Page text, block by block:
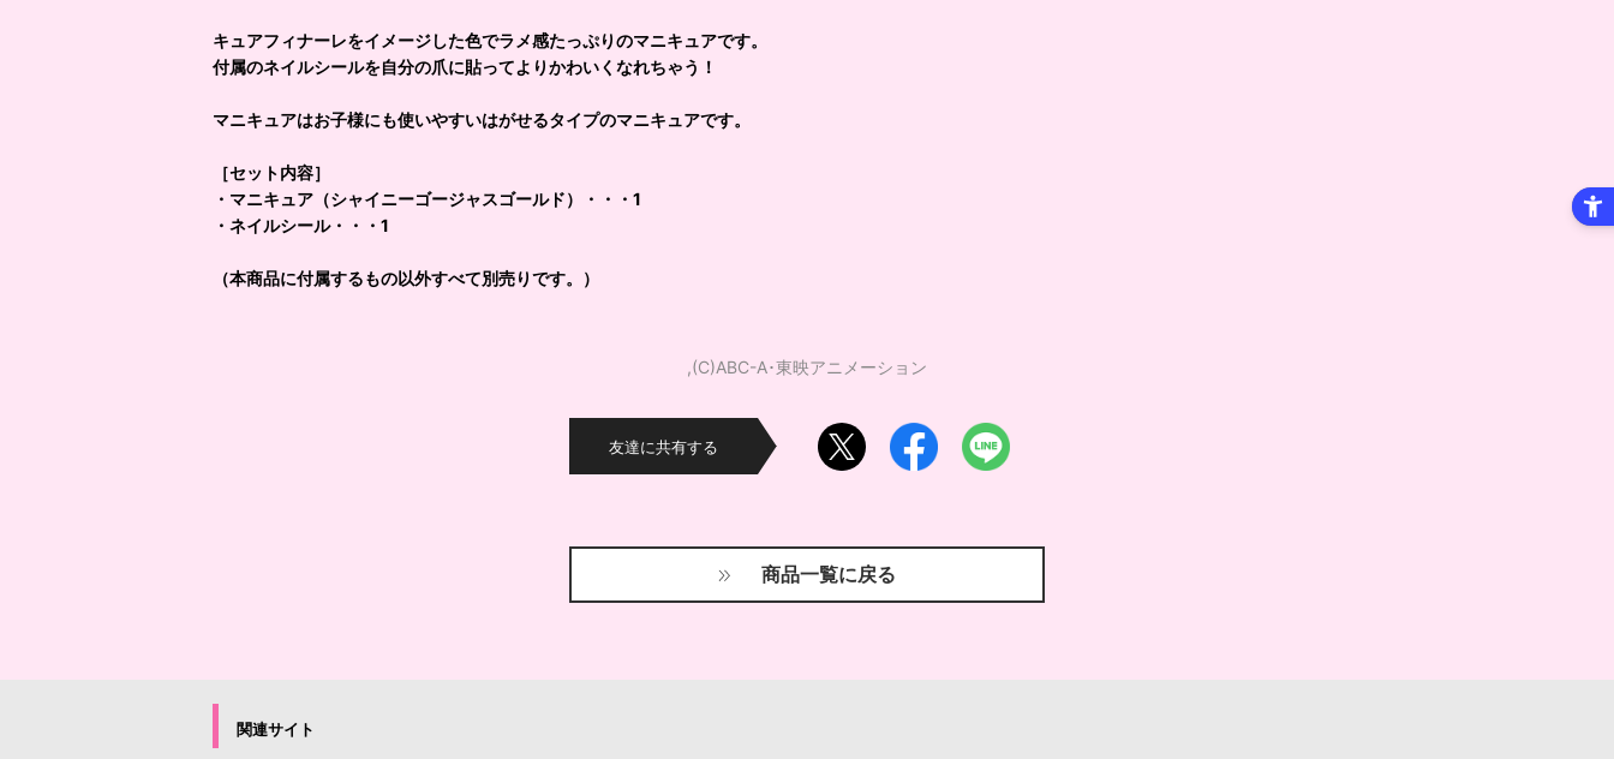
キュアフィナーレをイメージした色でラメ感たっぷりのマニキュアです。
付属のネイルシールを自分の爪に貼ってよりかわいくなれちゃう！
マニキュアはお子様にも使いやすいはがせるタイプのマニキュアです。
［セット内容］
・マニキュア（シャイニーゴージャスゴールド）・・・1
・ネイルシール・・・1
（本商品に付属するもの以外すべて別売りです。）
,(C)ABC-A･東映アニメーション
友達に共有する
商品一覧に戻る
関連サイト